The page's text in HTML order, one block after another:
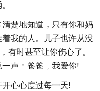
楚地知道，只有你和妈
我的人。儿子也许从没
有时甚至让你伤心了。
声：爸爸，我爱你!
心心度过每一天!